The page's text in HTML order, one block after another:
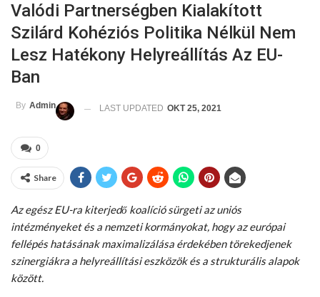
Valódi Partnerségben Kialakított
Szilárd Kohéziós Politika Nélkül Nem
Lesz Hatékony Helyreállítás Az EU-
Ban
By Admin LAST UPDATED OKT 25, 2021
0
Share
Az egész EU-ra kiterjedő koalíció sürgeti az uniós
intézményeket és a nemzeti kormányokat, hogy az európai
fellépés hatásának maximalizálása érdekében törekedjenek
szinergiákra a helyreállítási eszközök és a strukturális alapok
között.